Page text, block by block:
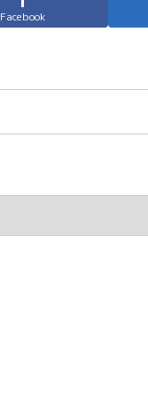
Facebook